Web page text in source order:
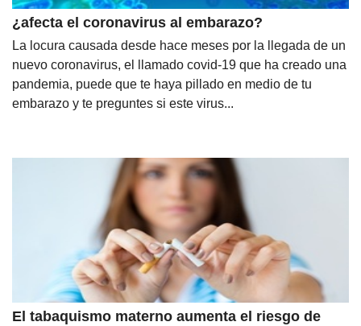
¿afecta el coronavirus al embarazo?
La locura causada desde hace meses por la llegada de un
nuevo coronavirus, el llamado covid-19 que ha creado una
pandemia, puede que te haya pillado en medio de tu
embarazo y te preguntes si este virus...
El tabaquismo materno aumenta el riesgo de